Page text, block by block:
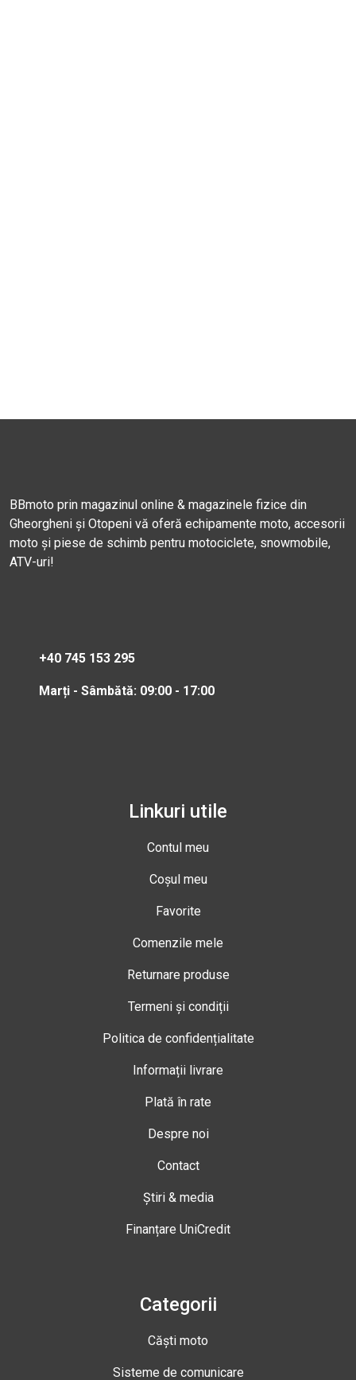
BBmoto prin magazinul online & magazinele fizice din
Gheorgheni și Otopeni vă oferă echipamente moto, accesorii
moto și piese de schimb pentru motociclete, snowmobile,
ATV-uri!
+40 745 153 295
Marți - Sâmbătă: 09:00 - 17:00
Linkuri utile
Contul meu
Coșul meu
Favorite
Comenzile mele
Returnare produse
Termeni și condiții
Politica de confidențialitate
Informații livrare
Plată în rate
Despre noi
Contact
Știri & media
Finanțare UniCredit
Categorii
Căști moto
Sisteme de comunicare